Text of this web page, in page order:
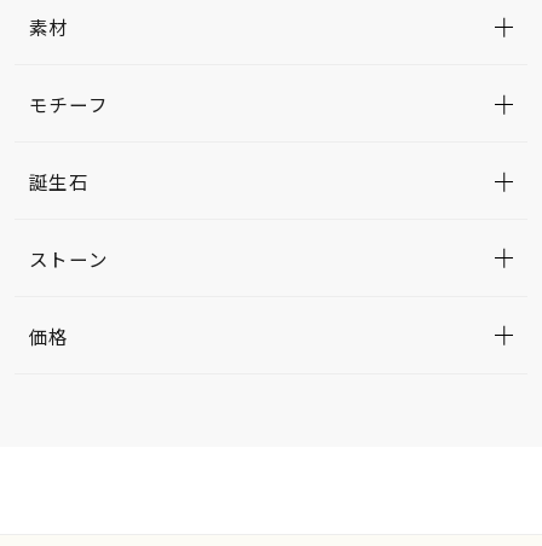
素材
モチーフ
誕生石
ストーン
価格